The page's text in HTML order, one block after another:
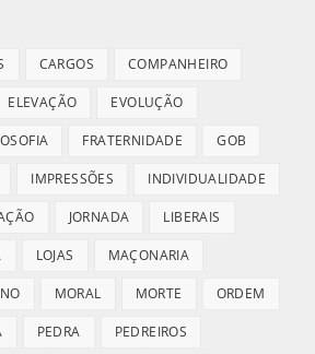
CARGOS COMPANHEIRO
ELEVAÇÃO EVOLUÇÃO
FRATERNIDADE GOB
IMPRESSÕES INDIVIDUALIDADE
JORNADA LIBERAIS
LOJAS MAÇONARIA
MORAL MORTE ORDEM
PEDRA PEDREIROS